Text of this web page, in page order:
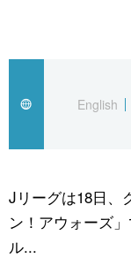
経済・ビジネス
国際
文化
トップ
アーカイブ
In-depth
Japan Data
動画/Live
スポーツ・東京2020
English
Jリーグは18日、
ン！アウォーズ
ル...